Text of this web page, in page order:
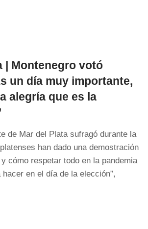
| Montenegro votó
un día muy importante,
alegría que es la
de Mar del Plata sufragó durante la
han dado una demostración
cómo respetar todo en la pandemia
en el día de la elección”,